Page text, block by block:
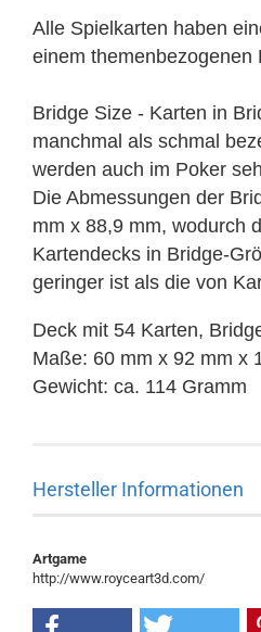
Alle Spielkarten haben
einem themenbezogenen
Bridge Size - Karten in
manchmal als schmal
werden auch im Poker
Die Abmessungen der
mm x 88,9 mm, wodurch
Kartendecks in Bridge-
geringer ist als die von
Deck mit 54 Karten,
Maße: 60 mm x 92 mm x
Gewicht: ca. 114 Gramm
Hersteller Informationen
Artgame
http://www.royceart3d.com/